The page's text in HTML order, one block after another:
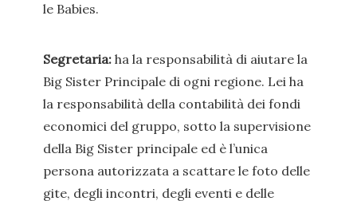
le Babies.
Segretaria: ha la responsabilità di aiutare la
Big Sister Principale di ogni regione. Lei ha
la responsabilità della contabilità dei fondi
economici del gruppo, sotto la supervisione
della Big Sister principale ed è l’unica
persona autorizzata a scattare le foto delle
gite, degli incontri, degli eventi e delle